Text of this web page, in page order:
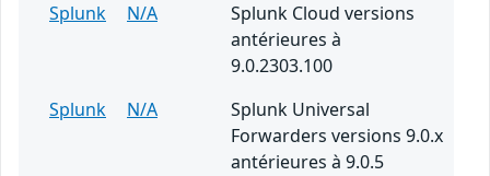
Splunk
N/A
Splunk Cloud versions
antérieures à
9.0.2303.100
Splunk
N/A
Splunk Universal
Forwarders versions 9.0.x
antérieures à 9.0.5